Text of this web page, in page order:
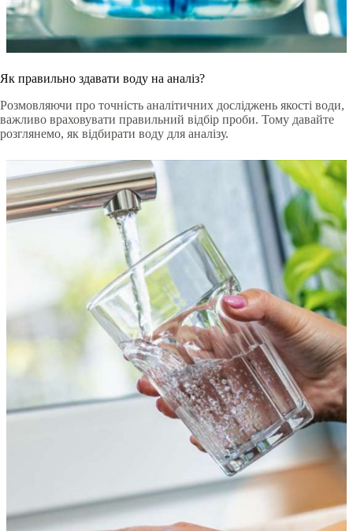
Як правильно здавати воду на аналіз?
Розмовляючи про точність аналітичних досліджень якості води,
важливо враховувати правильний відбір проби. Тому давайте
розглянемо, як відбирати воду для аналізу.